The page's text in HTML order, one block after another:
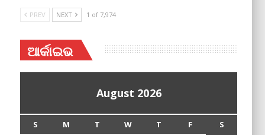
PREV NEXT 1 of 7,974
ଆର୍କାଇଭ
August 2026
S M T W T F
S